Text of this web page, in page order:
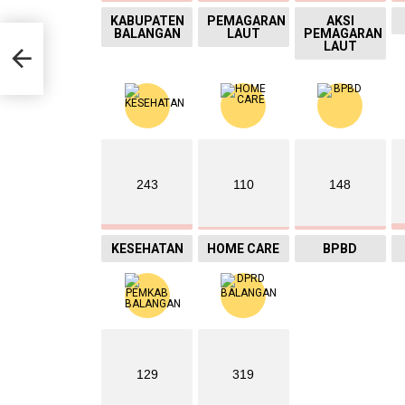
KABUPATEN
BALANGAN
PEMAGARAN
LAUT
AKSI
PEMAGARAN
LAUT
243
KESEHATAN
110
HOME CARE
148
BPBD
129 319
U-